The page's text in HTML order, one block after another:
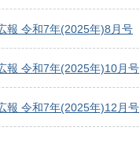
報 令和7年(2025年)8月号
報 令和7年(2025年)10月号
報 令和7年(2025年)12月号